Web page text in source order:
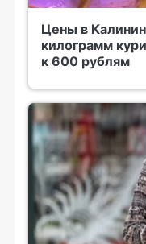
Цены в
килограмм
к 600 рублям